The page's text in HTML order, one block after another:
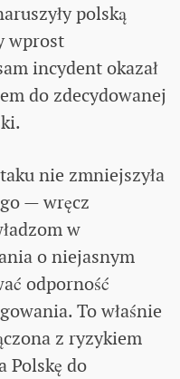
polską
wprost
incydent okazał
do zdecydowanej
nie zmniejszyła
— wręcz
w
o niejasnym
odporność
To właśnie
z ryzykiem
Polskę do